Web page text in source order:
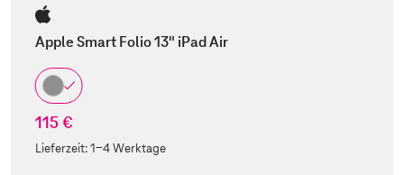
Apple Smart Folio 13" iPad Air
115 €
Lieferzeit:1-4 Werktage